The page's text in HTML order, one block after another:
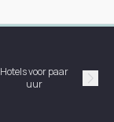
Hotels voor paar
uur